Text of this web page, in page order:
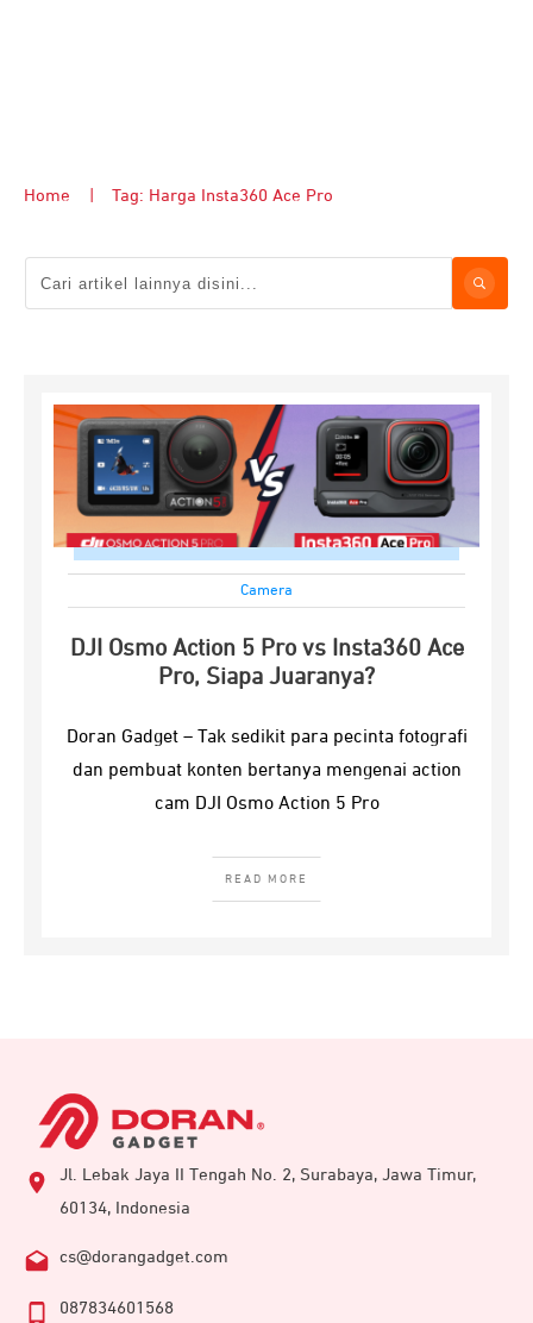
Home Tag: Harga Insta360 Ace Pro
Camera
DJI Osmo Action 5 Pro vs Insta360 Ace
Pro, Siapa Juaranya?
Doran Gadget – Tak sedikit para pecinta fotografi
dan pembuat konten bertanya mengenai action
cam DJI Osmo Action 5 Pro
READ MORE
Jl. Lebak Jaya II Tengah No. 2, Surabaya, Jawa Timur,
60134, Indonesia
cs@dorangadget.com
087834601568